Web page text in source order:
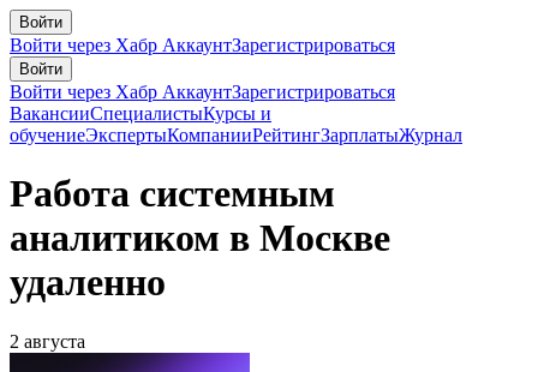
Войти
Войти через Хабр АккаунтЗарегистрироваться
Войти
Войти через Хабр АккаунтЗарегистрироваться
ВакансииСпециалистыКурсы и
обучениеЭкспертыКомпанииРейтингЗарплатыЖурнал
Работа системным
аналитиком в Москве
удаленно
2 августа